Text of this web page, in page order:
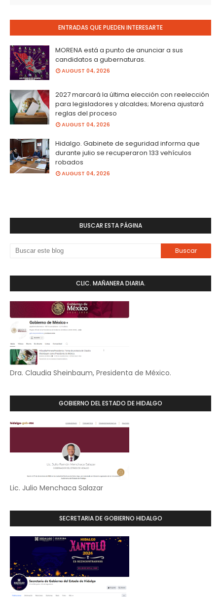
ENTRADAS QUE PUEDEN INTERESARTE
MORENA está a punto de anunciar a sus
candidatos a gubernaturas.
AUGUST 04, 2026
2027 marcará la última elección con reelección
para legisladores y alcaldes; Morena ajustará
reglas del proceso
AUGUST 04, 2026
Hidalgo. Gabinete de seguridad informa que
durante julio se recuperaron 133 vehículos
robados
AUGUST 04, 2026
BUSCAR ESTA PÁGINA
CLIC. MAÑANERA DIARIA.
Dra. Claudia Sheinbaum, Presidenta de México.
GOBIERNO DEL ESTADO DE HIDALGO
Lic. Julio Menchaca Salazar
SECRETARIA DE GOBIERNO HIDALGO